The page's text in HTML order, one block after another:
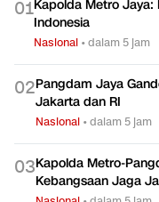
01Kapolda Metro
Indonesia
Nasional •dalam 5 jam
02Pangdam Jaya
Jakarta dan RI
Nasional •dalam 5 jam
03Kapolda Metro-
Kebangsaan Jaga